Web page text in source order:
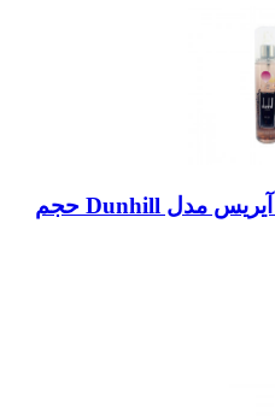
بادی اسپلش مردانه کریشن آیریس مدل Dunhill حجم